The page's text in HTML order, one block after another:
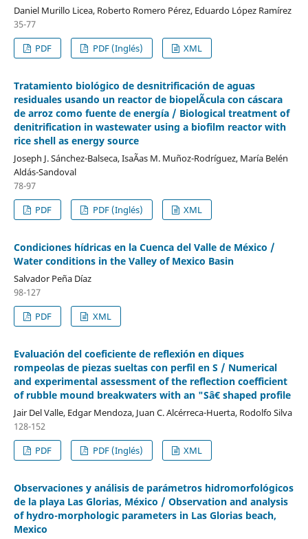
Daniel Murillo Licea, Roberto Romero Pérez, Eduardo López Ramírez
35-77
PDF
PDF (Inglés) XML
Tratamiento biológico de desnitrificación de aguas
residuales usando un reactor de biopelÃ­cula con cáscara
de arroz como fuente de energía / Biological treatment of
denitrification in wastewater using a biofilm reactor with
rice shell as energy source
Joseph J. Sánchez-Balseca, IsaÃ­as M. Muñoz-Rodríguez, María Belén
Aldás-Sandoval
78-97
PDF
PDF (Inglés) XML
Condiciones hídricas en la Cuenca del Valle de México /
Water conditions in the Valley of Mexico Basin
Salvador Peña Díaz
98-127
PDF
XML
Evaluación del coeficiente de reflexión en diques
rompeolas de piezas sueltas con perfil en S / Numerical
and experimental assessment of the reflection coefficient
of rubble mound breakwaters with an "Sâ€ shaped profile
Jair Del Valle, Edgar Mendoza, Juan C. Alcérreca-Huerta, Rodolfo Silva
128-152
PDF
PDF (Inglés) XML
Observaciones y análisis de parámetros hidromorfológicos
de la playa Las Glorias, México / Observation and analysis
of hydro-morphologic parameters in Las Glorias beach,
Mexico